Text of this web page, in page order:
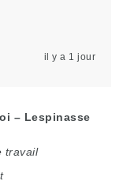
il y a 1 jour
– Lespinasse
travail